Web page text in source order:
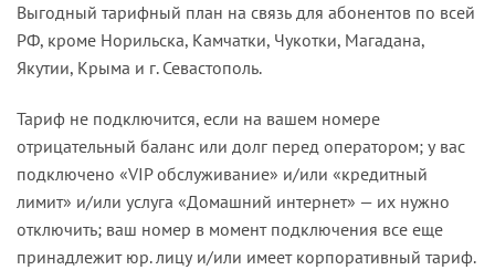
Выгодный тарифный план на связь для абонентов по всей
РФ, кроме Норильска, Камчатки, Чукотки, Магадана,
Якутии, Крыма и г. Севастополь.
Тариф не подключится, если на вашем номере
отрицательный баланс или долг перед оператором; у вас
подключено «VIP обслуживание» и/или «кредитный
лимит» и/или услуга «Домашний интернет» — их нужно
отключить; ваш номер в момент подключения все еще
принадлежит юр. лицу и/или имеет корпоративный тариф.